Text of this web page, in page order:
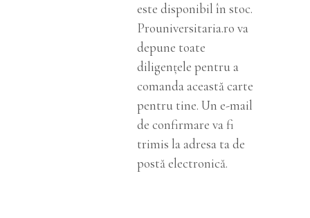
este disponibil în stoc.
Prouniversitaria.ro va
depune toate
diligenţele pentru a
comanda această carte
pentru tine. Un e-mail
de confirmare va fi
trimis la adresa ta de
postă electronică.